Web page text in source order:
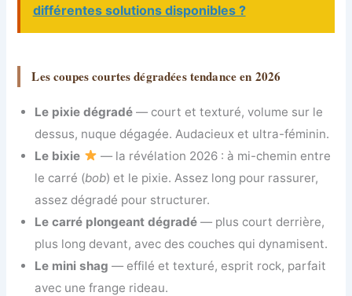
différentes solutions disponibles ?
Les coupes courtes dégradées tendance en 2026
Le pixie dégradé — court et texturé, volume sur le
dessus, nuque dégagée. Audacieux et ultra-féminin.
Le bixie
— la révélation 2026 : à mi-chemin entre
le carré (bob) et le pixie. Assez long pour rassurer,
assez dégradé pour structurer.
Le carré plongeant dégradé — plus court derrière,
plus long devant, avec des couches qui dynamisent.
Le mini shag — effilé et texturé, esprit rock, parfait
avec une frange rideau.